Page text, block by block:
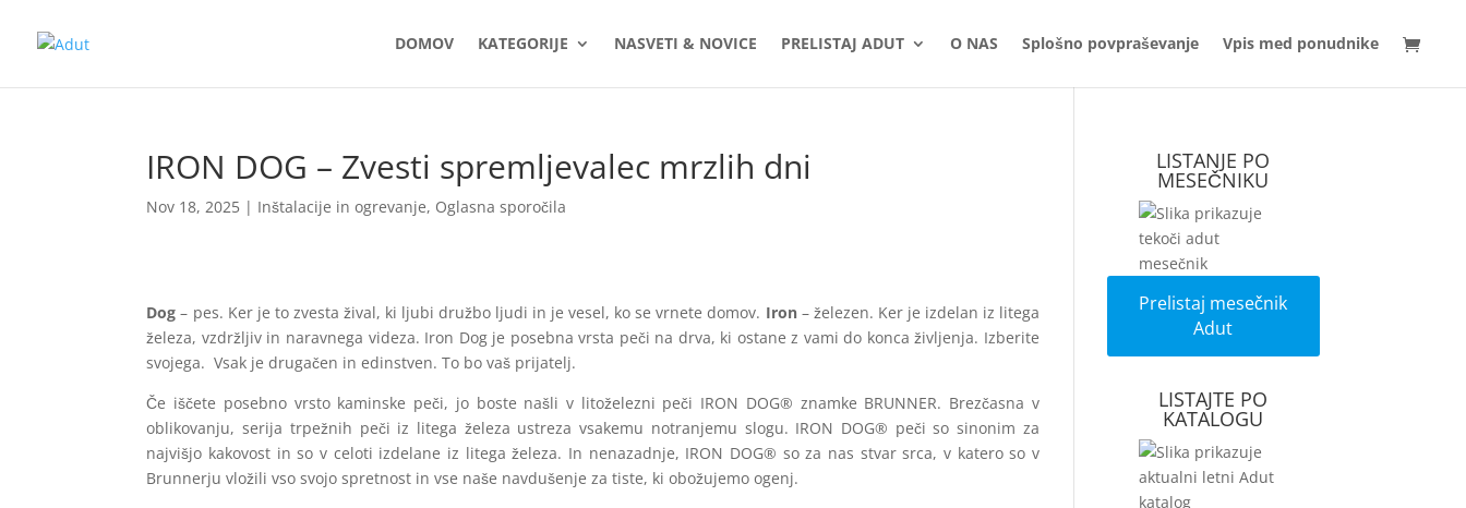
DOMOV KATEGORIJE NASVETI & NOVICE PRELISTAJ ADUT O NAS Splošno povpraševanje Vpis med ponudnike
IRON DOG – Zvesti spremljevalec mrzlih dni
Nov 18, 2025 | Inštalacije in ogrevanje, Oglasna sporočila
Dog – pes. Ker je to zvesta žival, ki ljubi družbo ljudi in je vesel, ko se vrnete domov. Iron– železen. Ker je izdelan iz litega
železa, vzdržljiv in naravnega videza. Iron Dog je posebna vrsta peči na drva, ki ostane z vami do konca življenja. Izberite
svojega. Vsak je drugačen in edinstven. To bo vaš prijatelj.
Če iščete posebno vrsto kaminske peči, jo boste našli v litoželezni peči IRON DOG® znamke BRUNNER. Brezčasna v
oblikovanju, serija trpežnih peči iz litega železa ustreza vsakemu notranjemu slogu. IRON DOG® peči so sinonim za
najvišjo kakovost in so v celoti izdelane iz litega železa. In nenazadnje, IRON DOG® so za nas stvar srca, v katero so v
Brunnerju vložili vso svojo spretnost in vse naše navdušenje za tiste, ki obožujemo ogenj.
LISTANJE PO
MESEČNIKU
Prelistaj mesečnik
Adut
LISTAJTE PO
KATALOGU